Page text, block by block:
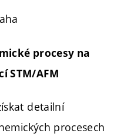
procesy na
STM/AFM
detailní
procesech